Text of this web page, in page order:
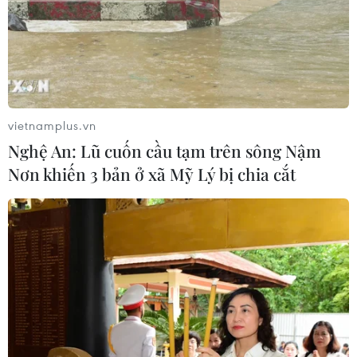
TIN CÙNG CHUYÊN MỤC
Thị trường vaccine thế giới chuyển
hướng sang người cao tuổi
08/08/2026 15:01
vietnamplus.vn
Nghệ An: Lũ cuốn cầu tạm trên sông Nậm
Nơn khiến 3 bản ở xã Mỹ Lý bị chia cắt